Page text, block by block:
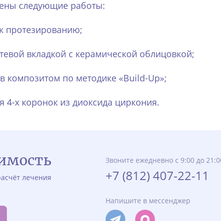
следующие работы:
протезированию;
вкладкой с керамической облицовкой;
композитом по методике «Build-Up»;
4-х коронок из диоксида циркония.
лечения
Звоните ежедневно с 9:00 до
+7 (812) 407-22-11
Напишите в мессенджер